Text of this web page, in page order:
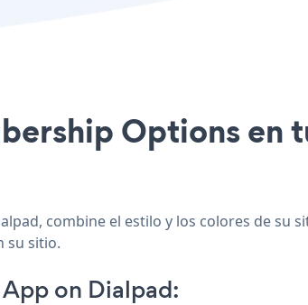
Options en
combine el estilo y los colores de su
su sitio.
on Dialpad: